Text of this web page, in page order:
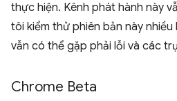
thực hiện. Kênh phát hành này
tôi kiểm thử phiên bản này
vẫn có thể gặp phải lỗi và các
Chrome Beta